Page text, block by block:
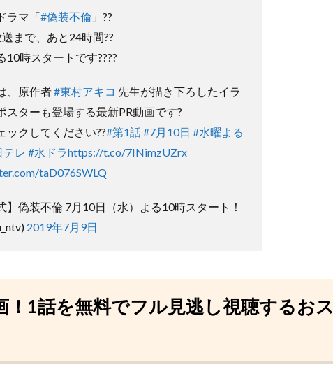
ラマ「#偽装不倫 」??
まで、あと24時間??
10時スタートです????
、原作者#東村アキコ 先生が描き下ろしたイラ
スターも登場する最新PR動画です?
ックしてください??#第1話#7月10日 #水曜よる
テレ #水ドラhttps://t.co/7INimzUZrx
taD076SWLQ
】偽装不倫 7月10日（水）よる10時スタート！
2019年7月9日
！1話を無料でフル見逃し視聴するおス